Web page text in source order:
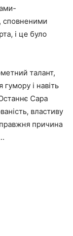
сповненими
і це було
талант,
гумору і навіть
Сара
властиву
причина